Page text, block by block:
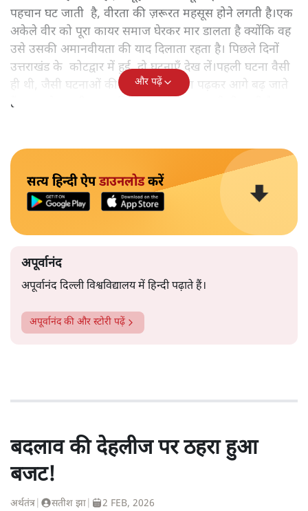
पहचान घट जाती है, वीरता की ज़रूरत महसूस होने लगती है।एक
अकेले वीर को पूरा कायर समाज घेरकर मार डालता है क्योंकि वह
उसे उसकी अमानवीयता की याद दिलाता रहता है। पिछले दिनों
उत्तराखंड के कोटद्वार में हुई दो घटनाएँ देख लें।पहली घटना वैसी
ही थी, जैसी घटनाओं की खबर हम रोज़ाना पढ़कर आगे बढ़ जाते
हैं।भारत के तक़रीबन हर हिस्से से ऐसी खबर आती ही रहती है।
और पढ़ें
सत्य हिन्दी ऐपडाउनलोडकरें
अपूर्वानंद
अपूर्वानंद दिल्ली विश्वविद्यालय में हिन्दी पढ़ाते हैं।
अपूर्वानंदकी और स्टोरी पढ़ें
बदलाव की देहलीज पर ठहरा हुआ
बजट!
अर्थतंत्र सतीश झा 2 FEB, 2026